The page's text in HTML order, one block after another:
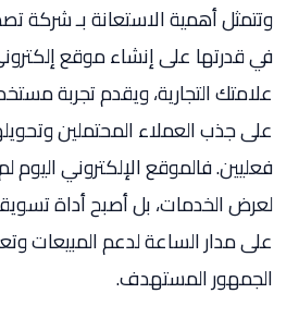
وتتمثل أهمية الاستعانة بـ
في قدرتها على إنشاء موقع
علامتك التجارية، ويقدم تجربة
على جذب العملاء المحتملين
فعليين. فالموقع الإلكتروني
لعرض الخدمات، بل أصبح أداة
على مدار الساعة لدعم المبيعات
الجمهور المستهدف.